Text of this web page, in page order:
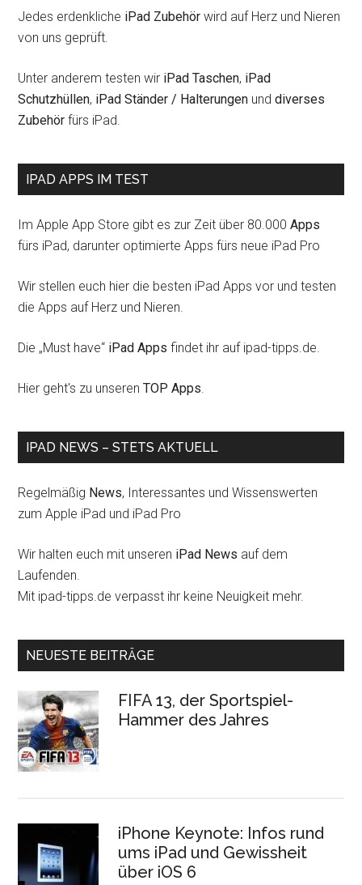
Jedes erdenkliche iPad Zubehör wird auf Herz und Nieren
von uns geprüft.
Unter anderem testen wir iPad Taschen, iPad
Schutzhüllen, iPad Ständer / Halterungen unddiverses
Zubehör fürs iPad.
IPAD APPS IM TEST
Im Apple App Store gibt es zur Zeit über 80.000Apps
fürs iPad, darunter optimierte Apps fürs neue iPad Pro
Wir stellen euch hier die besten iPad Apps vor und testen
die Apps auf Herz und Nieren.
Die „Must have“ iPad Apps findet ihr auf ipad-tipps.de.
Hier geht's zu unserenTOP Apps.
IPAD NEWS – STETS AKTUELL
Regelmäßig News, Interessantes und Wissenswerten
zum Apple iPad und iPad Pro
Wir halten euch mit unseren iPad News auf dem
Laufenden.
Mit ipad-tipps.de verpasst ihr keine Neuigkeit mehr.
NEUESTE BEITRÄGE
FIFA 13, der Sportspiel-
Hammer des Jahres
iPhone Keynote: Infos rund
ums iPad und Gewissheit
über iOS 6